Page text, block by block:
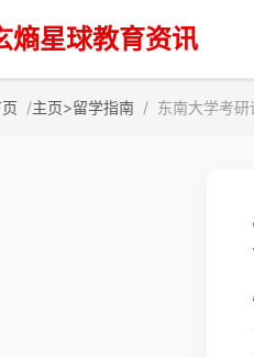
熵星球教育资讯
主页>留学指南 东南大学考